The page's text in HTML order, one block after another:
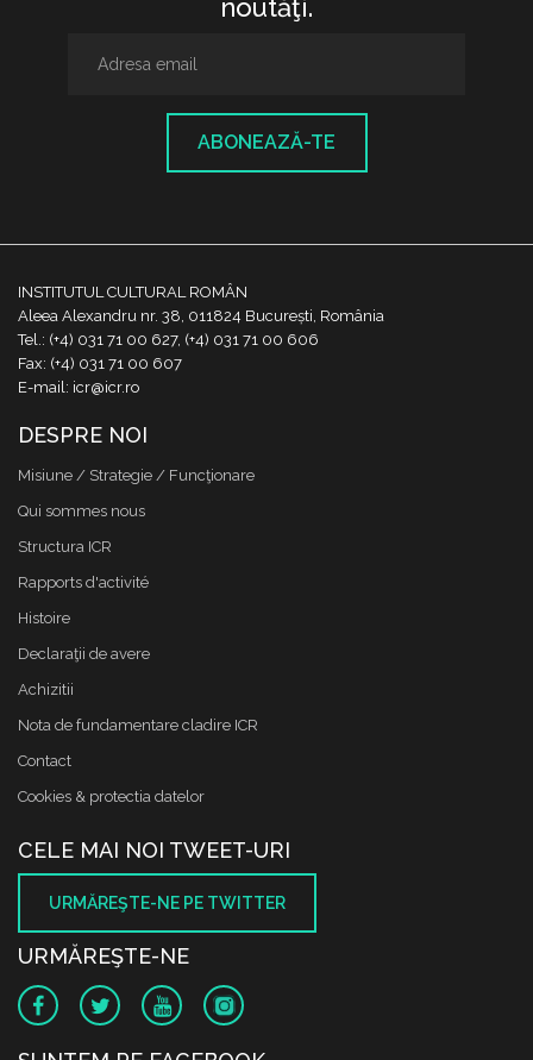
noutăţi.
ABONEAZĂ-TE
INSTITUTUL CULTURAL ROMÂN
Aleea Alexandru nr. 38, 011824 București, România
Tel.: (+4) 031 71 00 627, (+4) 031 71 00 606
Fax: (+4) 031 71 00 607
E-mail: icr@icr.ro
DESPRE NOI
Misiune / Strategie / Funcţionare
Qui sommes nous
Structura ICR
Rapports d'activité
Histoire
Declaraţii de avere
Achizitii
Nota de fundamentare cladire ICR
Contact
Cookies & protectia datelor
CELE MAI NOI TWEET-URI
URMĂREŞTE-NE PE TWITTER
URMĂREŞTE-NE